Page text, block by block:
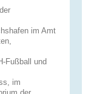
im Amt
Fußball und
im